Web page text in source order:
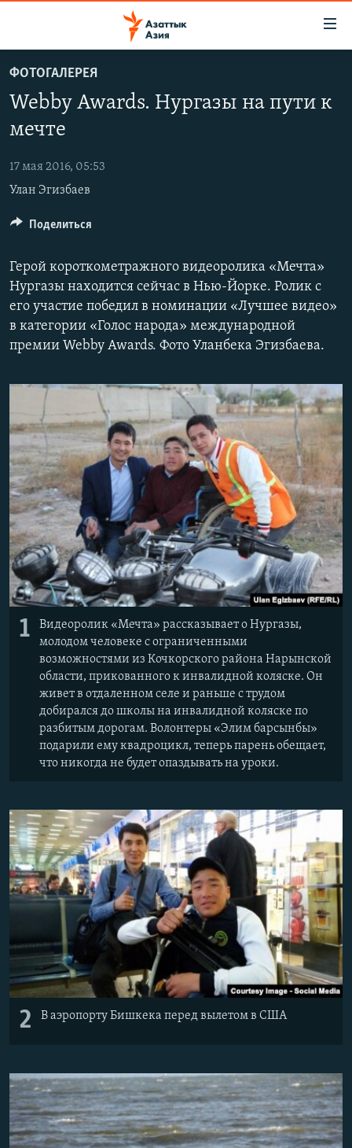
основному
содержанию
Вернутся
поиску
КАЗАХСТАН
УЗБЕКИСТАН
ТАДЖИКИСТАН
НОВОСТИ
ВОЙНА В УКРАИНЕ
НА ДРУГИХ ЯЗЫКАХ
ҚАЗАҚША
КЫРГЫЗЧА
ТОҶИКӢ
TÜRKMENÇE
Все сайты РСЕ/РС
ФОТОГАЛЕРЕЯ
Webby Awards. Нургазы на пути к
мечте
17 мая 2016, 05:53
Улан Эгизбаев
Герой короткометражного видеоролика «Мечта»
Нургазы находится сейчас в Нью-Йорке. Ролик с
его участие победил в номинации «Лучшее видео»
в категории «Голос народа» международной
премии Webby Awards. Фото Уланбека Эгизбаева.
1
Видеоролик «Мечта» рассказывает о Нургазы,
молодом человеке с ограниченными
возможностями из Кочкорского района Нарынской
области, прикованного к инвалидной коляске. Он
живет в отдаленном селе и раньше с трудом
добирался до школы на инвалидной коляске по
разбитым дорогам. Волонтеры «Элим барсынбы»
подарили ему квадроцикл, теперь парень обещает,
что никогда не будет опаздывать на уроки.
2 В аэропорту Бишкека перед вылетом в США
Поделиться